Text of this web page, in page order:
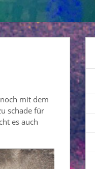
mit dem
schade für
es auch